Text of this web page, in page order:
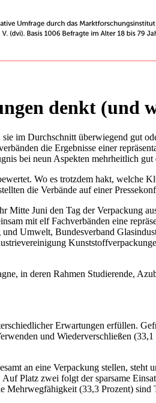
denkt (und
im Durchschnitt überwiegend gut
die Ergebnisse einer
bei neun Aspekten mehrheitlich gut
Wo es trotzdem hakt,
die Verbände auf einer
Mitte Juni den Tag der Verpackung
mit elf Fachverbänden eine
Umwelt, Bundesverband
in deren Rahmen Studierende,
Erwartungen erfüllen.
und Wiederverschließen
an eine Verpackung stellen,
Platz zwei folgt der sparsame
(33,3 Prozent) sind